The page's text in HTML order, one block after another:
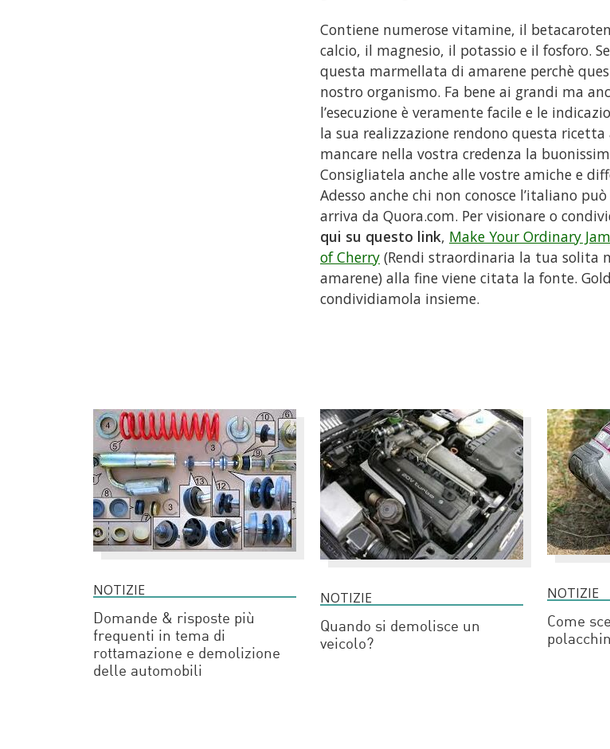
Contiene numerose vitamine, il
calcio, il magnesio, il potassio e il fosforo.
questa marmellata di amarene perchè
nostro organismo. Fa bene ai grandi ma
l’esecuzione è veramente facile e le
la sua realizzazione rendono questa
mancare nella vostra credenza la
Consigliatela anche alle vostre amiche e
Adesso anche chi non conosce l’italiano
arriva da Quora.com. Per visionare o
qui su questo link, Make Your Ordinary
of Cherry (Rendi straordinaria la tua solita
amarene) alla fine viene citata la fonte.
condividiamola insieme.
NOTIZIE
Domande & risposte più
frequenti in tema di
rottamazione e demolizione
delle automobili
NOTIZIE
Quando si demolisce un
veicolo?
NOTIZIE
Come